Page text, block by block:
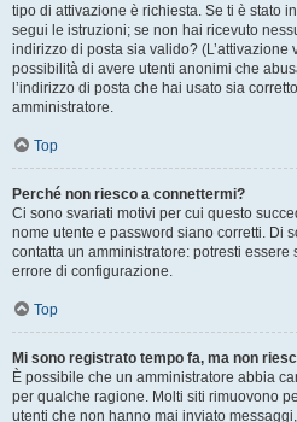
tipo di attivazione è richiesta. Se ti è stato
segui le istruzioni; se non hai ricevuto
indirizzo di posta sia valido? (L’attivazione
possibilità di avere utenti anonimi che
l’indirizzo di posta che hai usato sia
amministratore.
Top
Perché non riesco a connettermi?
Ci sono svariati motivi per cui questo
nome utente e password siano corretti. Di
contatta un amministratore: potresti
errore di configurazione.
Top
Mi sono registrato tempo fa, ma non
È possibile che un amministratore abbia
per qualche ragione. Molti siti rimuovono
utenti che non hanno mai inviato